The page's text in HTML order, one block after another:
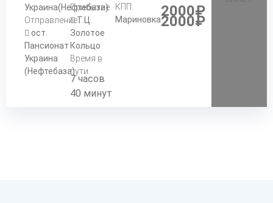
Украина(Нефтебаза)
Отправление:
ост.
Пансионат
Украина
(Нефтебаза)
Прибытие:
Т.Ц.
Золотое
Кольцо
Время в
пути:
7 часов
40 минут
КПП:
Мариновка2000₽
2000₽